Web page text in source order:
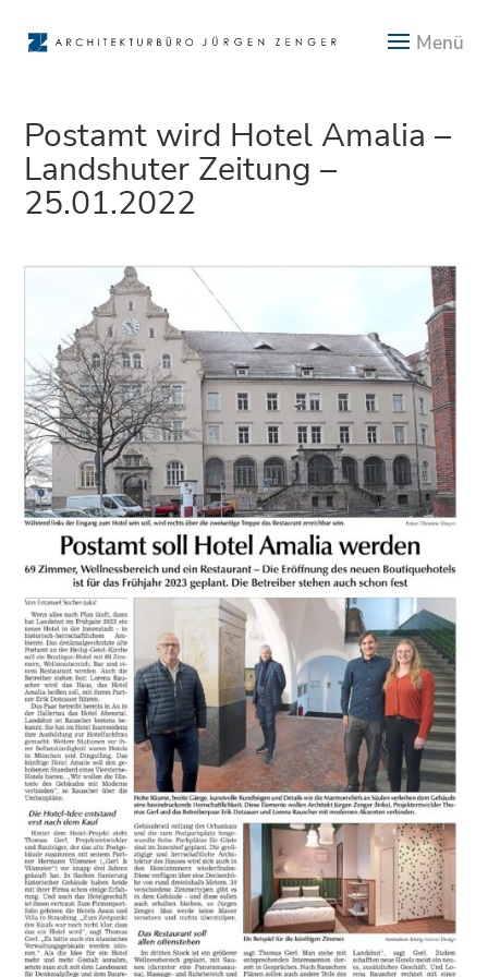
Postamt wird Hotel Amalia –
Landshuter Zeitung –
25.01.2022